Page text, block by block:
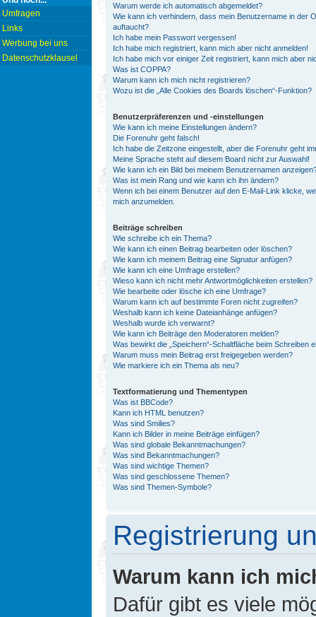
Umfragen
Links
Werbung bei uns
Datenschutzklausel
Warum werde ich automatisch abgemeldet?
Wie kann ich verhindern, dass mein Benutzername in der
auftaucht?
Ich habe mein Passwort vergessen!
Ich habe mich registriert, kann mich aber nicht anmelden!
Ich habe mich vor einiger Zeit registriert, kann mich aber
Was ist COPPA?
Warum kann ich mich nicht registrieren?
Wozu ist die „Alle Cookies des Boards löschen“-Funktion?
Benutzerpräferenzen und -einstellungen
Wie kann ich meine Einstellungen ändern?
Die Forenuhr geht falsch!
Ich habe die Zeitzone eingestellt, aber die Forenuhr geht
Meine Sprache steht auf diesem Board nicht zur Auswahl!
Wie kann ich ein Bild bei meinem Benutzernamen
Was ist mein Rang und wie kann ich ihn ändern?
Wenn ich bei einem Benutzer auf den E-Mail-Link klicke,
mich anzumelden.
Beiträge schreiben
Wie schreibe ich ein Thema?
Wie kann ich einen Beitrag bearbeiten oder löschen?
Wie kann ich meinem Beitrag eine Signatur anfügen?
Wie kann ich eine Umfrage erstellen?
Wieso kann ich nicht mehr Antwortmöglichkeiten erstellen?
Wie bearbeite oder lösche ich eine Umfrage?
Warum kann ich auf bestimmte Foren nicht zugreifen?
Weshalb kann ich keine Dateianhänge anfügen?
Weshalb wurde ich verwarnt?
Wie kann ich Beiträge den Moderatoren melden?
Was bewirkt die „Speichern“-Schaltfläche beim Schreiben
Warum muss mein Beitrag erst freigegeben werden?
Wie markiere ich ein Thema als neu?
Textformatierung und Thementypen
Was ist BBCode?
Kann ich HTML benutzen?
Was sind Smilies?
Kann ich Bilder in meine Beiträge einfügen?
Was sind globale Bekanntmachungen?
Was sind Bekanntmachungen?
Was sind wichtige Themen?
Was sind geschlossene Themen?
Was sind Themen-Symbole?
Registrierung
Warum kann ich
Dafür gibt es viele